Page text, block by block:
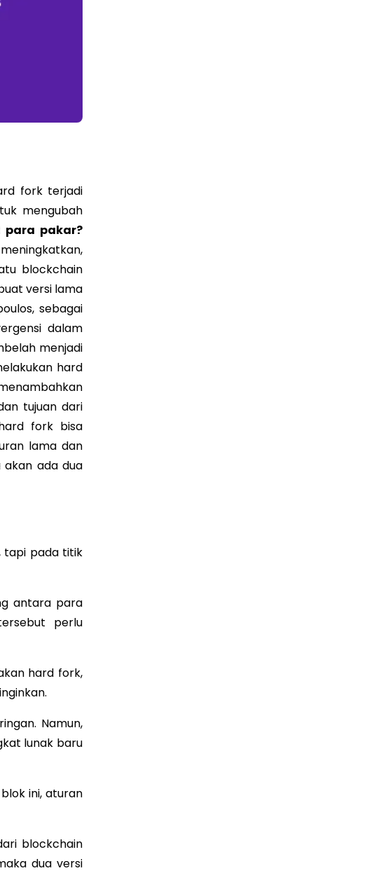
fork terjadi
mengubah
para pakar?
blockchain
versi lama
sebagai
dalam
menjadi
hard
tujuan dari
fork bisa
lama dan
akan ada dua
tapi pada titik
antara para
perlu
hard fork,
Namun,
lunak baru
ini, aturan
blockchain
dua versi